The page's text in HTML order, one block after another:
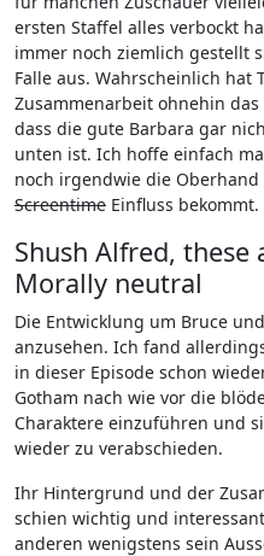
ersten Staffel alles verbockt
immer noch ziemlich gestellt
Falle aus. Wahrscheinlich hat
Zusammenarbeit ohnehin
dass die gute Barbara gar
unten ist. Ich hoffe einfach
noch irgendwie die
Screentime Einfluss bekommt.
Shush Alfred, these
Morally neutral
Die Entwicklung um Bruce
anzusehen. Ich fand
in dieser Episode schon
Gotham nach wie vor die
Charaktere einzuführen und
wieder zu verabschieden.
Ihr Hintergrund und der
schien wichtig und
anderen wenigstens sein